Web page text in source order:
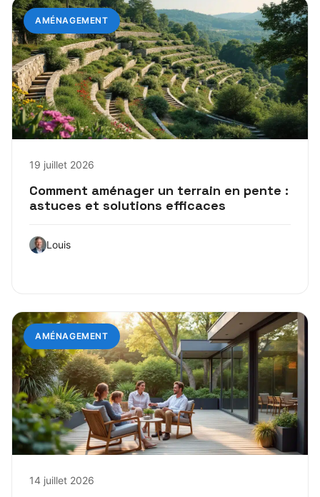
AMÉNAGEMENT
19 juillet 2026
Comment aménager un terrain en pente :
astuces et solutions efficaces
Louis
AMÉNAGEMENT
14 juillet 2026